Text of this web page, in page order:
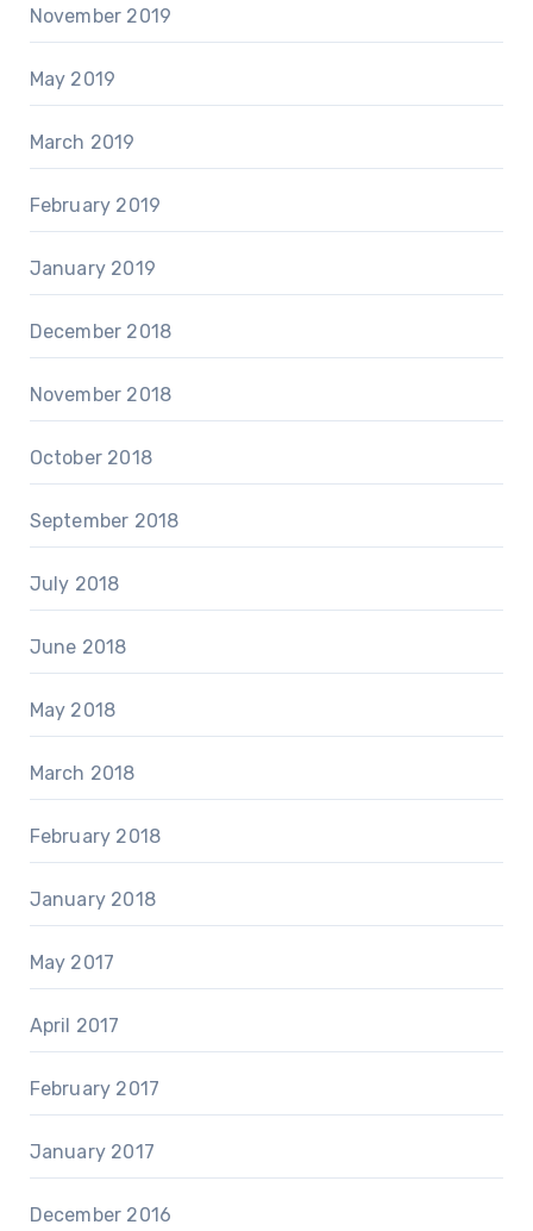
November 2019
May 2019
March 2019
February 2019
January 2019
December 2018
November 2018
October 2018
September 2018
July 2018
June 2018
May 2018
March 2018
February 2018
January 2018
May 2017
April 2017
February 2017
January 2017
December 2016